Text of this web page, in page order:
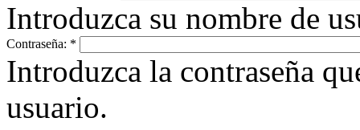
Introduzca su nombre de
Contraseña: *
Introduzca la contraseña
usuario.